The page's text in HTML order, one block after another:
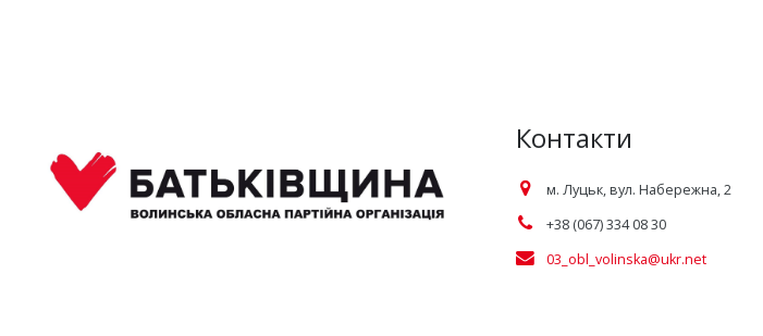
Контакти
м. Луцьк, вул. Набережна, 2
+38 (067) 334 08 30
03_obl_volinska@ukr.net